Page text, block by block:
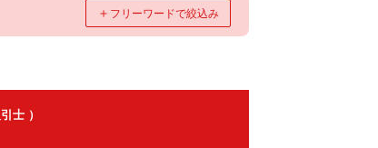
＋ フリーワードで絞込み
士 ）